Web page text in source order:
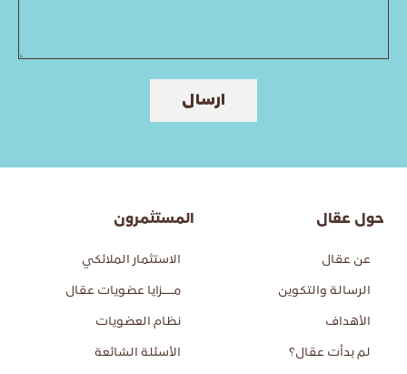
ارسال
المستثمرون
الاستثمار الملائكي
مــــزايا عضويات عقال
نظام العضويات
الأسئلة الشائعة
حول عقال
عن عقال
الرسالة والتكوين
الأهداف
لم بدأت عقال؟